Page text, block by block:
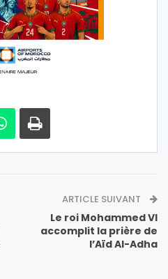
ARTICLE SUIVANT
Le roi Mohammed VI
accomplit la prière de
l’Aïd Al-Adha